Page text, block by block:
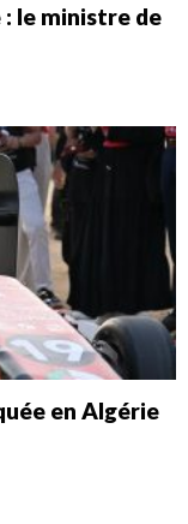
: le ministre de
en Algérie